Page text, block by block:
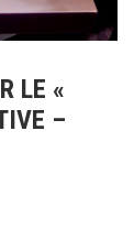
LE «
–